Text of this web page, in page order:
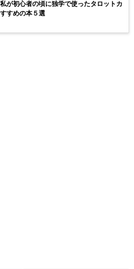
が初心者の頃に独学で使ったタロットカ
すめの本５選